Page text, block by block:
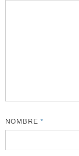
NOMBRE *